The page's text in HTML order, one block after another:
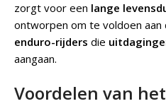
zorgt voor een lange
ontworpen om te voldoen aan
enduro-rijders die
aangaan.
Voordelen van